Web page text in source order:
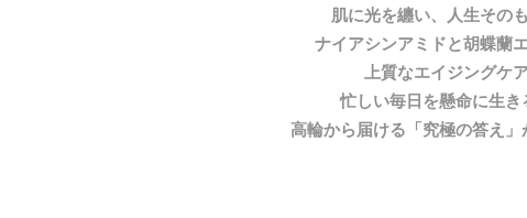
肌に光を纏い、人生その
ナイアシンアミドと胡蝶蘭
上質なエイジングケ
忙しい毎日を懸命に生き
高輪から届ける「究極の答え」